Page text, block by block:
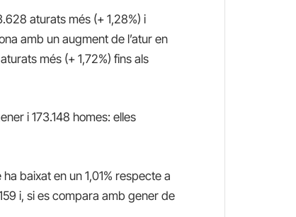
aturats més (+ 1,28%) i
amb un augment de l’atur en
més (+ 1,72%)fins als
i 173.148 homes: elles
ha baixat en un 1,01% respecte a
i, si es compara amb gener de